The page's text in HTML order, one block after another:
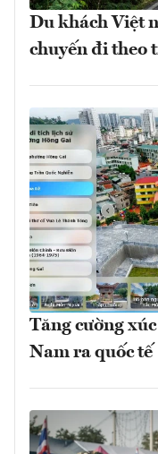
Du khách Việt
chuyến đi theo
Tăng cường
Nam ra quốc tế